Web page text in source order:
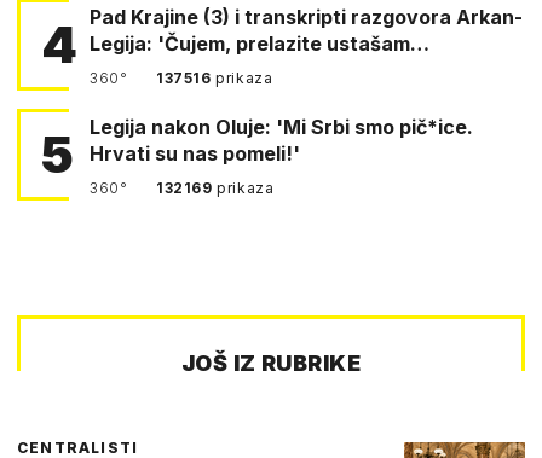
4 Pad Krajine (3) i transkripti razgovora Arkan-
Legija: 'Čujem, prelazite ustašam…
360° 137516prikaza
5
Legija nakon Oluje: 'Mi Srbi smo pič*ice.
Hrvati su nas pomeli!'
360° 132169prikaza
JOŠ IZ RUBRIKE
CENTRALISTI